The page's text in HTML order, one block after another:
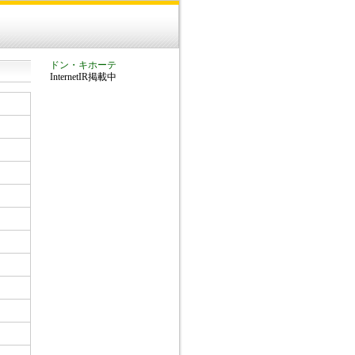
ドン・キホーテ
InternetIR掲載中